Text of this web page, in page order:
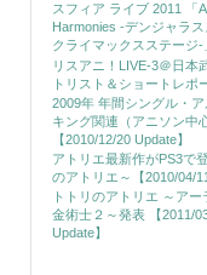
スフィア ライブ 2011 「
Harmonies -デンジャラ
クライマックスステージ-
リスアニ！LIVE-3＠日本
トリスト＆ショートレポ
2009年 年間シングル・
キング関連（アニソン中
【2010/12/20 Update】
アトリエ最新作がPS3で
のアトリエ～【2010/04/
トトリのアトリエ ～アー
金術士２～発表 【2011/
Update】